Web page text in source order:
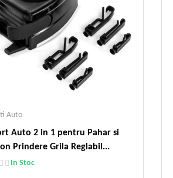
Auto
Auto 2 in 1 pentru Pahar si
Prindere Grila Reglabil...
In Stoc